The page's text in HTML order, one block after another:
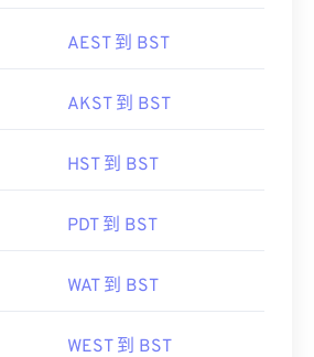
AEST 到 BST
AKST 到 BST
HST 到 BST
PDT 到 BST
WAT 到 BST
WEST 到 BST